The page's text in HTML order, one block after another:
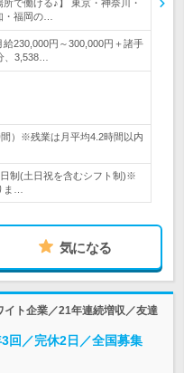
で働ける♪】 東京・神奈川・
・福岡の…
230,000円～300,000円＋諸手
、3,538…
）※残業は月平均4.2時間以内
制(土日祝を含むシフト制)※
ま…
気になる
イト企業／21年連続増収／友達
回／完休2日／全国募集